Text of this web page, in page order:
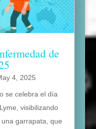
de
4, 2025
se celebra el día
visibilizando
garrapata, que